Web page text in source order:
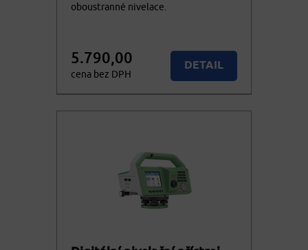
oboustranné nivelace.
5.790,00
cena bez DPH
DETAIL
KOUPIT